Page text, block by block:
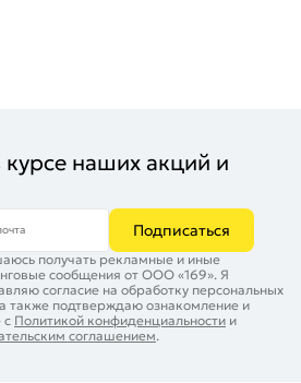
курсе наших акций и
Подписаться
получать рекламные и иные
сообщения от ООО «169». Я
согласие на обработку персональных
также подтверждаю ознакомление и
с Политикой конфиденциальности и
соглашением.